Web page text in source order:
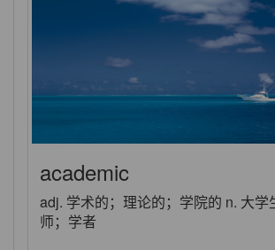
academic
adj. 学术的；理论的；学院的 n. 大学
师；学者